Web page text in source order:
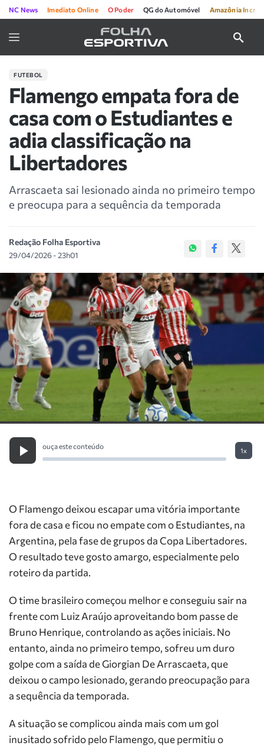
NC News Imediato Online O Poder QG do Automóvel Amazônia
FUTEBOL
Flamengo empata fora de
casa com o Estudiantes e
adia classificação na
Libertadores
Arrascaeta sai lesionado ainda no primeiro tempo
e preocupa para a sequência da temporada
Redação Folha Esportiva
29/04/2026 - 23h01
ouça este conteúdo
1x
O Flamengo deixou escapar uma vitória importante
fora de casa e ficou no empate com o Estudiantes, na
Argentina, pela fase de grupos da Copa Libertadores.
O resultado teve gosto amargo, especialmente pelo
roteiro da partida.
O time brasileiro começou melhor e conseguiu sair na
frente com Luiz Araújo aproveitando bom passe de
Bruno Henrique, controlando as ações iniciais. No
entanto, ainda no primeiro tempo, sofreu um duro
golpe com a saída de Giorgian De Arrascaeta, que
deixou o campo lesionado, gerando preocupação para
a sequência da temporada.
A situação se complicou ainda mais com um gol
inusitado sofrido pelo Flamengo, que permitiu o